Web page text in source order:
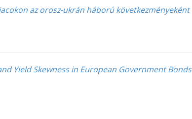
az orosz-ukrán háború következményeként
Yield Skewness in European Government Bonds